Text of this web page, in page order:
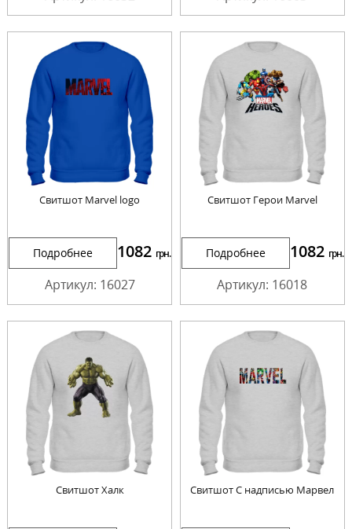
Cвитшот Marvel logo
Подробнее 1082 грн.
Артикул: 16027
Cвитшот Герои Marvel
Подробнее 1082 грн.
Артикул: 16018
Cвитшот Халк Cвитшот С надписью Марвел